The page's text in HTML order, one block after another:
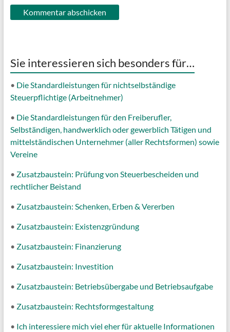
Sie interessieren sich besonders für…
• Die Standardleistungen für nichtselbständige
Steuerpflichtige (Arbeitnehmer)
• Die Standardleistungen für den Freiberufler,
Selbständigen, handwerklich oder gewerblich Tätigen und
mittelständischen Unternehmer (aller Rechtsformen) sowie
Vereine
• Zusatzbaustein: Prüfung von Steuerbescheiden und
rechtlicher Beistand
• Zusatzbaustein: Schenken, Erben & Vererben
• Zusatzbaustein: Existenzgründung
• Zusatzbaustein: Finanzierung
• Zusatzbaustein: Investition
• Zusatzbaustein: Betriebsübergabe und Betriebsaufgabe
• Zusatzbaustein: Rechtsformgestaltung
• Ich interessiere mich viel eher für aktuelle Informationen